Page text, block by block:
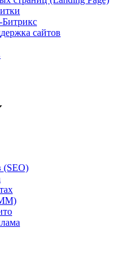
сайтов
(SEO)